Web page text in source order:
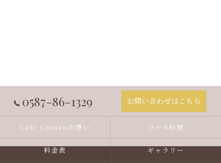
0587-86-1329 お問い合わせはこちら
Cafe Cocoroの想い コース料理
料金表 ギャラリー